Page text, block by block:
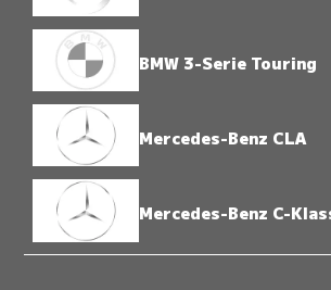
BMW 3-Serie Touring
Mercedes-Benz CLA
Mercedes-Benz C-